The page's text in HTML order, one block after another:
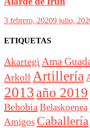
3 febrero, 20209 julio,
ETIQUETAS
Akartegi Ama
Arkoll Artillería
2013 año 2019
Behobia Belaskoenea
Amigos Caballería